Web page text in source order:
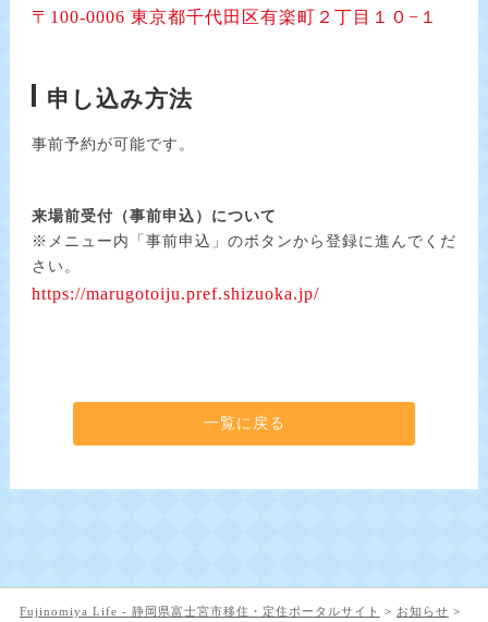
〒100-0006 東京都千代田区有楽町２丁目１０−１
申し込み方法
事前予約が可能です。
来場前受付（事前申込）について
※メニュー内「事前申込」のボタンから登録に進んでくだ
さい。
https://marugotoiju.pref.shizuoka.jp/
一覧に戻る
Fujinomiya Life - 静岡県富士宮市移住・定住ポータルサイト > お知らせ >